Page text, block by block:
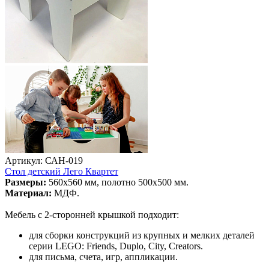
Артикул: САН-019
Стол детский Лего Квартет
Размеры: 560х560 мм, полотно 500х500 мм.
Материал: МДФ.
Мебель с 2-сторонней крышкой подходит:
для сборки конструкций из крупных и мелких деталей
серии LEGO: Friends, Duplo, City, Creators.
для письма, счета, игр, аппликации.